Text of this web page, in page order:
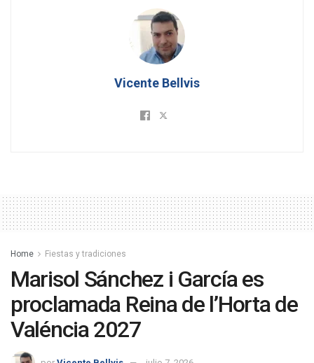
Vicente Bellvis
Home Fiestas y tradiciones
Marisol Sánchez i García es
proclamada Reina de l’Horta de
Valéncia 2027